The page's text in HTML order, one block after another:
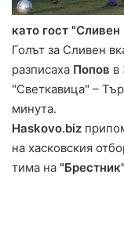
като гост
Голът за Сливен
разписаха Попов в
"Светкавица" –
минута.
Haskovo.biz
на хасковския
тима на "Брестник"